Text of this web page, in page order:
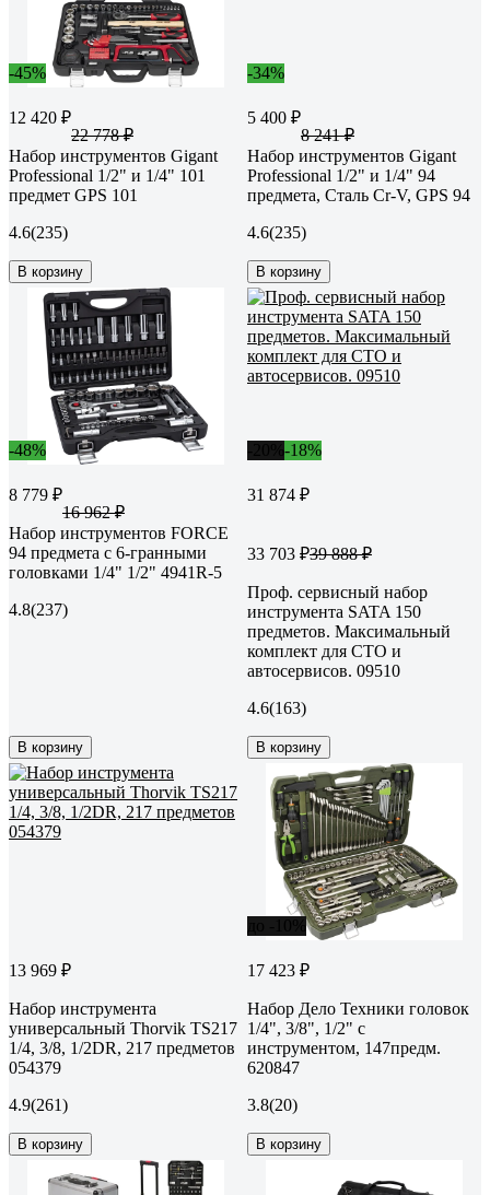
-45%
12 420 ₽
22 778 ₽
Набор инструментов Gigant
Professional 1/2" и 1/4" 101
предмет GPS 101
4.6(235)
В корзину
-34%
5 400 ₽
8 241 ₽
Набор инструментов Gigant
Professional 1/2" и 1/4" 94
предмета, Сталь Cr-V, GPS 94
4.6(235)
В корзину
-48%
8 779 ₽
16 962 ₽
Набор инструментов FORCE
94 предмета с 6-гранными
головками 1/4" 1/2" 4941R-5
4.8(237)
В корзину
-18%
31 874 ₽
33 703 ₽39 888 ₽
Проф. сервисный набор
инструмента SATA 150
предметов. Максимальный
комплект для СТО и
автосервисов. 09510
4.6(163)
В корзину
13 969 ₽
Набор инструмента
универсальный Thorvik TS217
1/4, 3/8, 1/2DR, 217 предметов
054379
4.9(261)
В корзину
17 423 ₽
Набор Дело Техники головок
1/4", 3/8", 1/2" с
инструментом, 147предм.
620847
3.8(20)
В корзину